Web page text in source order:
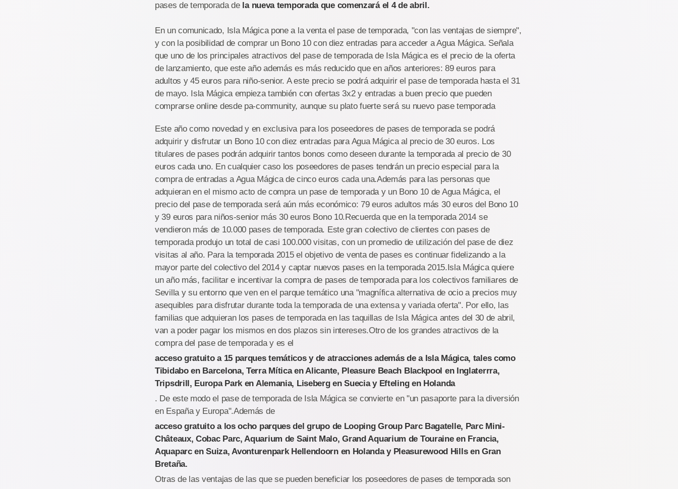
pases de temporada de la nueva temporada que comenzará el 4 de abril.
En un comunicado, Isla Mágica pone a la venta el pase de temporada, "con las ventajas de siempre",
y con la posibilidad de comprar un Bono 10 con diez entradas para acceder a Agua Mágica. Señala
que uno de los principales atractivos del pase de temporada de Isla Mágica es el precio de la oferta
de lanzamiento, que este año además es más reducido que en años anteriores: 89 euros para
adultos y 45 euros para niño-senior. A este precio se podrá adquirir el pase de temporada hasta el 31
de mayo. Isla Mágica empieza también con ofertas 3x2 y entradas a buen precio que pueden
comprarse online desde pa-community, aunque su plato fuerte será su nuevo pase temporada
Este año como novedad y en exclusiva para los poseedores de pases de temporada se podrá
adquirir y disfrutar un Bono 10 con diez entradas para Agua Mágica al precio de 30 euros. Los
titulares de pases podrán adquirir tantos bonos como deseen durante la temporada al precio de 30
euros cada uno. En cualquier caso los poseedores de pases tendrán un precio especial para la
compra de entradas a Agua Mágica de cinco euros cada una.Además para las personas que
adquieran en el mismo acto de compra un pase de temporada y un Bono 10 de Agua Mágica, el
precio del pase de temporada será aún más económico: 79 euros adultos más 30 euros del Bono 10
y 39 euros para niños-senior más 30 euros Bono 10.Recuerda que en la temporada 2014 se
vendieron más de 10.000 pases de temporada. Este gran colectivo de clientes con pases de
temporada produjo un total de casi 100.000 visitas, con un promedio de utilización del pase de diez
visitas al año. Para la temporada 2015 el objetivo de venta de pases es continuar fidelizando a la
mayor parte del colectivo del 2014 y captar nuevos pases en la temporada 2015.Isla Mágica quiere
un año más, facilitar e incentivar la compra de pases de temporada para los colectivos familiares de
Sevilla y su entorno que ven en el parque temático una "magnífica alternativa de ocio a precios muy
asequibles para disfrutar durante toda la temporada de una extensa y variada oferta". Por ello, las
familias que adquieran los pases de temporada en las taquillas de Isla Mágica antes del 30 de abril,
van a poder pagar los mismos en dos plazos sin intereses.Otro de los grandes atractivos de la
compra del pase de temporada y es el
acceso gratuito a 15 parques temáticos y de atracciones además de a Isla Mágica, tales como
Tibidabo en Barcelona, Terra Mítica en Alicante, Pleasure Beach Blackpool en Inglaterrra,
Tripsdrill, Europa Park en Alemania, Liseberg en Suecia y Efteling en Holanda
. De este modo el pase de temporada de Isla Mágica se convierte en "un pasaporte para la diversión
en España y Europa".Además de
acceso gratuito a los ocho parques del grupo de Looping Group Parc Bagatelle, Parc Mini-
Châteaux, Cobac Parc, Aquarium de Saint Malo, Grand Aquarium de Touraine en Francia,
Aquaparc en Suiza, Avonturenpark Hellendoorn en Holanda y Pleasurewood Hills en Gran
Bretaña.
Otras de las ventajas de las que se pueden beneficiar los poseedores de pases de temporada son